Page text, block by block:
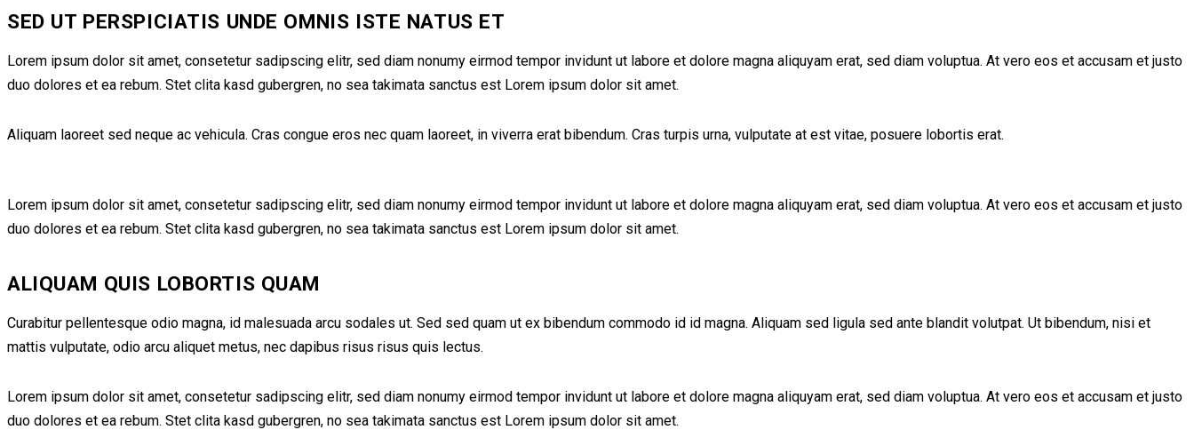
SED UT PERSPICIATIS UNDE OMNIS ISTE NATUS ET
Lorem ipsum dolor sit amet, consetetur sadipscing elitr, sed diam nonumy eirmod tempor invidunt ut labore et dolore magna aliquyam erat, sed diam voluptua. At vero eos et accusam et justo
duo dolores et ea rebum. Stet clita kasd gubergren, no sea takimata sanctus est Lorem ipsum dolor sit amet.
Aliquam laoreet sed neque ac vehicula. Cras congue eros nec quam laoreet, in viverra erat bibendum. Cras turpis urna, vulputate at est vitae, posuere lobortis erat.
Lorem ipsum dolor sit amet, consetetur sadipscing elitr, sed diam nonumy eirmod tempor invidunt ut labore et dolore magna aliquyam erat, sed diam voluptua. At vero eos et accusam et justo
duo dolores et ea rebum. Stet clita kasd gubergren, no sea takimata sanctus est Lorem ipsum dolor sit amet.
ALIQUAM QUIS LOBORTIS QUAM
Curabitur pellentesque odio magna, id malesuada arcu sodales ut. Sed sed quam ut ex bibendum commodo id id magna. Aliquam sed ligula sed ante blandit volutpat. Ut bibendum, nisi et
mattis vulputate, odio arcu aliquet metus, nec dapibus risus risus quis lectus.
Lorem ipsum dolor sit amet, consetetur sadipscing elitr, sed diam nonumy eirmod tempor invidunt ut labore et dolore magna aliquyam erat, sed diam voluptua. At vero eos et accusam et justo
duo dolores et ea rebum. Stet clita kasd gubergren, no sea takimata sanctus est Lorem ipsum dolor sit amet.